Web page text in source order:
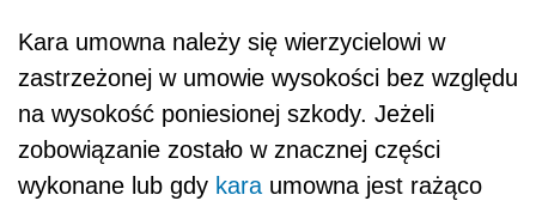
Kara umowna należy się wierzycielowi w
zastrzeżonej w umowie wysokości bez względu
na wysokość poniesionej szkody. Jeżeli
zobowiązanie zostało w znacznej części
wykonane lub gdy kara umowna jest rażąco